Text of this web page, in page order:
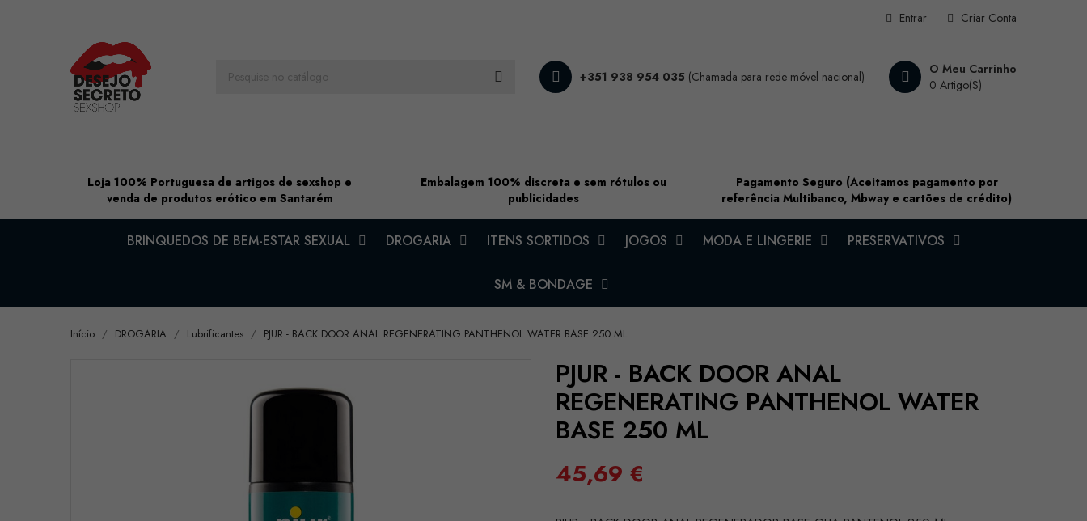
Criar Conta
Entrar
O Meu Carrinho
0 Artigo(s)
+351 938 954 035 (Chamada para rede móvel nacional)
Loja 100% Portuguesa de artigos de sexshop e
venda de produtos erótico em Santarém
Embalagem 100% discreta e sem rótulos ou
publicidades
Pagamento Seguro (Aceitamos pagamento por
referência Multibanco, Mbway e cartões de crédito)
BRINQUEDOS DE BEM-ESTAR SEXUAL DROGARIA ITENS SORTIDOS JOGOS MODA E LINGERIE PRESERVATIVOS
SM & BONDAGE
Início DROGARIA Lubrificantes PJUR - BACK DOOR ANAL REGENERATING PANTHENOL WATER BASE 250 ML
PJUR - BACK DOOR ANAL
REGENERATING PANTHENOL WATER
BASE 250 ML
45,69 €